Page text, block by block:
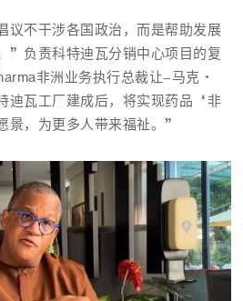
不干涉各国政治，而是帮助发展
”负责科特迪瓦分销中心项目的复
非洲业务执行总裁让-马克·
迪瓦工厂建成后，将实现药品‘非
景，为更多人带来福祉。”